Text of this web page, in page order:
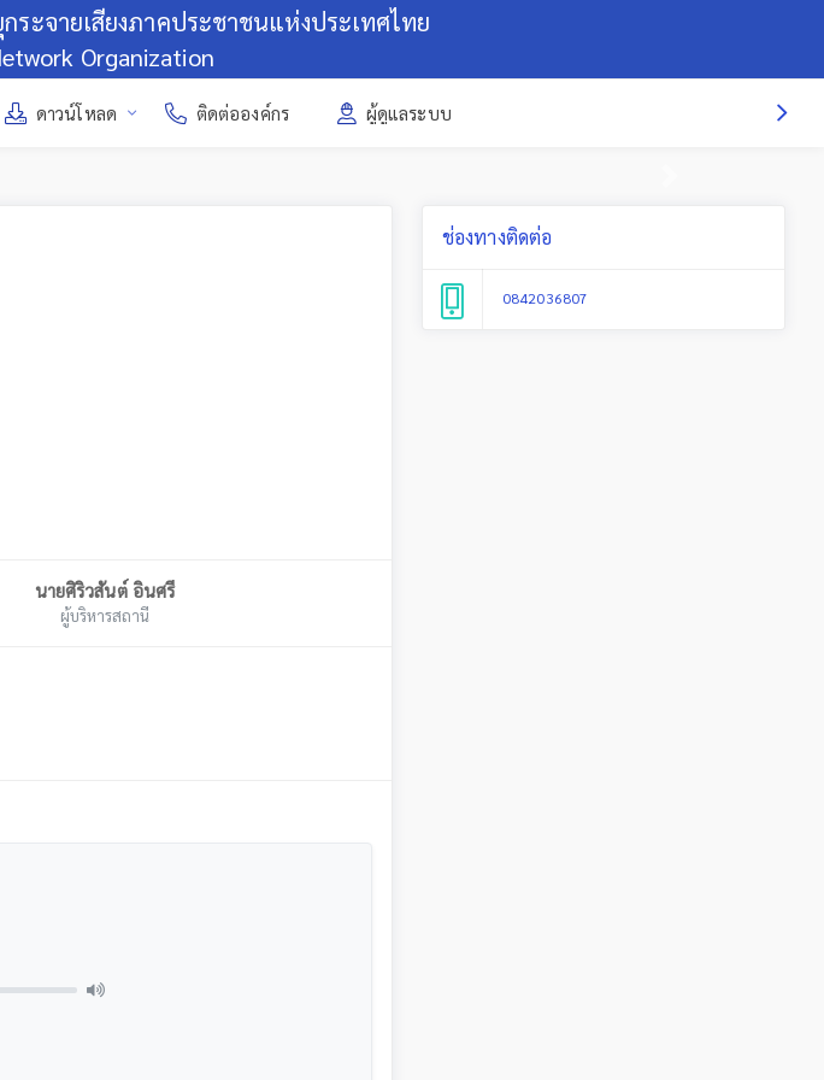
ดาวน์โหลด ติดต่อองค์กร ผู้ดูแลระบบ
ระจายเสียงภาคประชาชนแห่งประเทศไทย
Organization
นายศิริวสันต์ อินศรี
ผู้บริหารสถานี
ช่องทางติดต่อ
0842036807